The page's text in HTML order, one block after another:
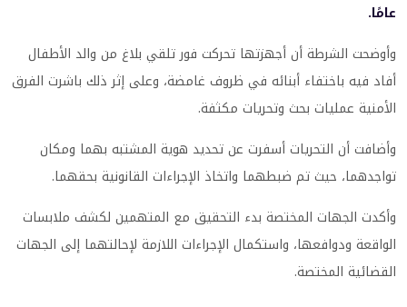
عامًا.
وأوضحت الشرطة أن أجهزتها تحركت فور تلقي بلاغ من والد الأطفال
أفاد فيه باختفاء أبنائه في ظروف غامضة، وعلى إثر ذلك باشرت الفرق
الأمنية عمليات بحث وتحريات مكثفة.
وأضافت أن التحريات أسفرت عن تحديد هوية المشتبه بهما ومكان
تواجدهما، حيث تم ضبطهما واتخاذ الإجراءات القانونية بحقهما.
وأكدت الجهات المختصة بدء التحقيق مع المتهمين لكشف ملابسات
الواقعة ودوافعها، واستكمال الإجراءات اللازمة لإحالتهما إلى الجهات
القضائية المختصة.